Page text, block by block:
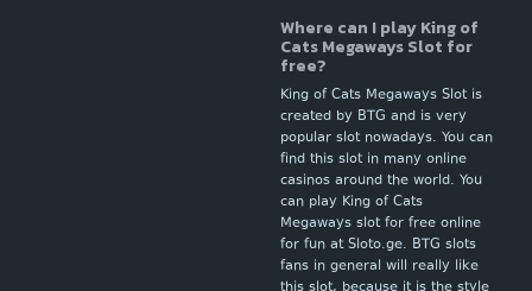
Where can I play King of
Cats Megaways Slot for
free?
King of Cats Megaways Slot is
created by BTG and is very
popular slot nowadays. You can
find this slot in many online
casinos around the world. You
can play King of Cats
Megaways slot for free online
for fun at Sloto.ge. BTG slots
fans in general will really like